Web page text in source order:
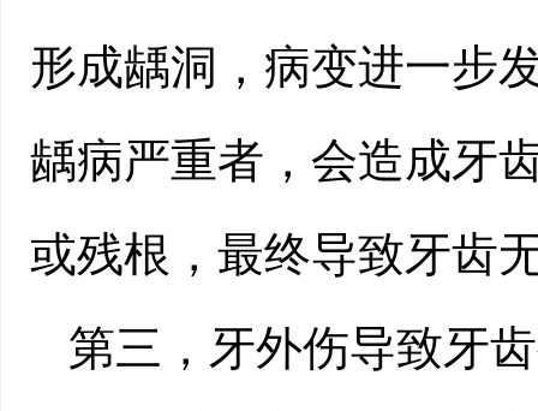
形成龋洞，病变进一步
龋病严重者，会造成牙
或残根，最终导致牙齿
第三，牙外伤导致牙